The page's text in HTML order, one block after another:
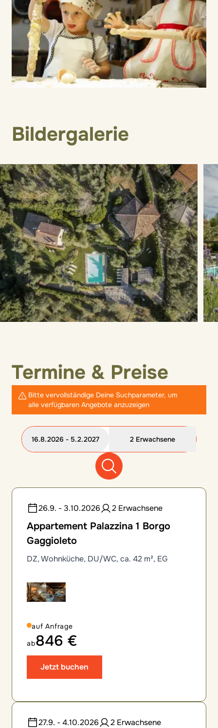
Bildergalerie
Termine & Preise
Bitte vervollständige Deine Suchparameter, um
alle verfügbaren Angebote anzuzeigen
16.8.2026 - 5.2.2027 2 Erwachsene
12 Zimmeroptionen gefunden
26.9. - 3.10.2026
2 Erwachsene
Appartement Palazzina 1 Borgo
Gaggioleto
DZ, Wohnküche, DU/WC, ca. 42 m², EG
auf Anfrage
ab846 €
Jetzt buchen
27.9. - 4.10.2026 2 Erwachsene